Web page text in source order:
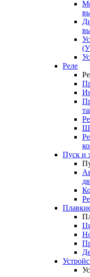
Реле
Пуск и